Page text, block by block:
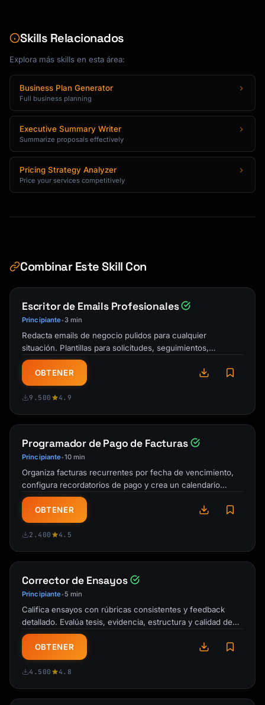
## The Situation
situation and context]
## The Challenge
[Key challenges the client is facing]
• [Challenge 2]
## Our Approach
objective]. Our approach will:
• [Key approach element 2]
• [Key approach element 3]
## Expected Outcomes
Upon completion, [Client] will have:
• [Outcome 1]
• [Outcome 2]
## Investment
Total investment: $[Amount]
Duration: [Timeframe]
─────────────────────────────────────────────
──────────────────
─────────────────────────────────────────────
──────────────────
## Current State
[Detailed description of client's current
situation. Show
that you understand their business and
context.]
## Challenges
Based on our discovery conversations, we have
Skills Relacionados
Explora más skills en esta área:
Business Plan Generator
Full business planning
Executive Summary Writer
Summarize proposals effectively
Pricing Strategy Analyzer
Price your services competitively
Combinar Este Skill Con
Escritor de Emails Profesionales
Principiante•3 min
Redacta emails de negocio pulidos para cualquier
situación. Plantillas para solicitudes, seguimientos,
presentaciones y conversaciones …
OBTENER
9.500 4.9
Programador de Pago de Facturas
Principiante•10 min
Organiza facturas recurrentes por fecha de vencimiento,
configura recordatorios de pago y crea un calendario
mensual para evitar cargos por …
OBTENER
2.400 4.5
Corrector de Ensayos
Principiante•5 min
Califica ensayos con rúbricas consistentes y feedback
detallado. Evalúa tesis, evidencia, estructura y calidad de
escritura con comentarios …
OBTENER
4.500 4.8